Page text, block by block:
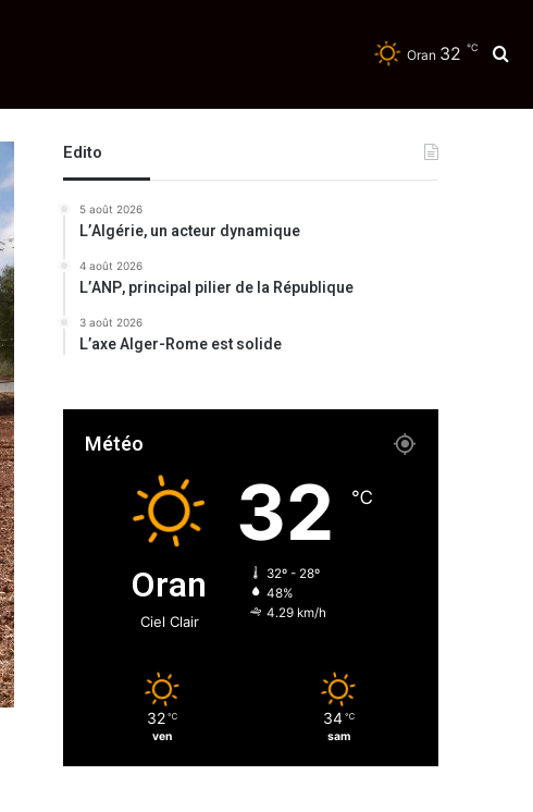
Oran 32 ℃
Edito
5 août 2026
L’Algérie, un acteur dynamique
4 août 2026
L’ANP, principal pilier de la République
3 août 2026
L’axe Alger-Rome est solide
Météo
Oran
Ciel Clair
32 ℃
32º - 28º
48%
4.29 km/h
32 ℃
ven
34 ℃
sam